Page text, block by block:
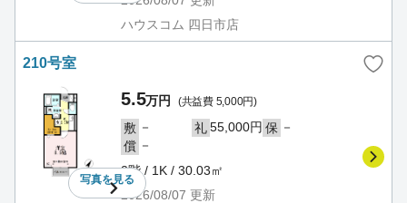
ハウスコム 四日市店
210号室
写真を見る
5.5万円 (共益費 5,000円)
敷 － 礼55,000円 保 －
償 －
2階 / 1K / 30.03㎡
2026/08/07 更新